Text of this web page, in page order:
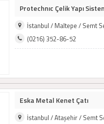
Protechnıc Çelik Yapı
İstanbul / Maltepe / Semt
(0216) 352-86-52
Eska Metal Kenet Çatı
İstanbul / Ataşehir / Semt